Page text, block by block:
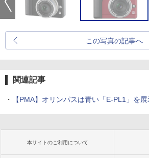
この写真の記事へ
関連記事
・ 【PMA】オリンパスは青い「E-PL1」を
本サイトのご利用について